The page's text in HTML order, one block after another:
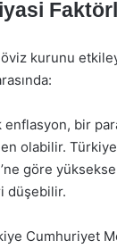
kurunu
enflasyon, bir
olabilir.
göre
düşebilir.
Cumhuriyet